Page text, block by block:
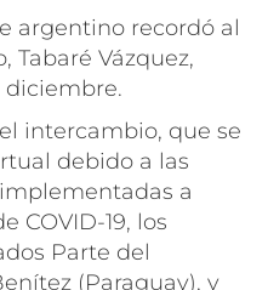
argentino recordó al
Tabaré Vázquez,
diciembre.
intercambio, que se
debido a las
a
COVID-19, los
Parte del
(Paraguay), y